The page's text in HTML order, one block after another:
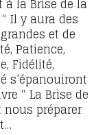
Il y aura des
et de
Patience,
Fidélité,
s’épanouiront
“ La Brise de
nous préparer